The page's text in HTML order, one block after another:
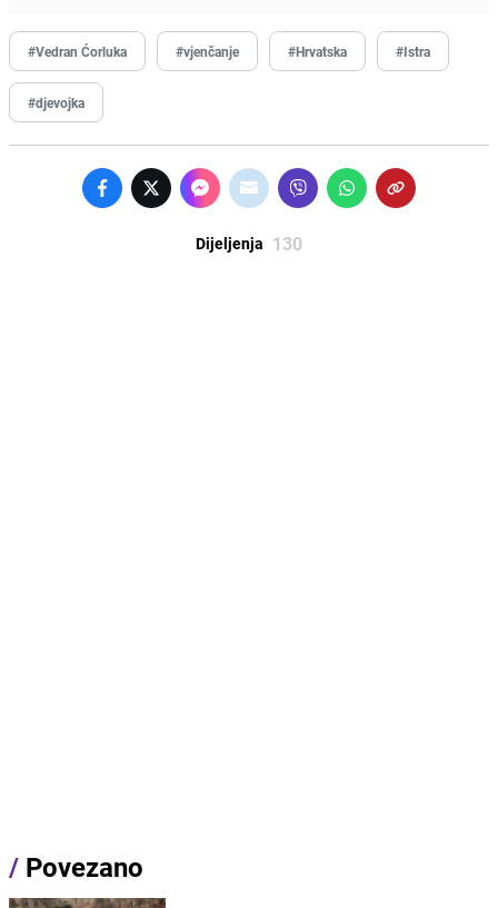
#Vedran Ćorluka #vjenčanje #Hrvatska #Istra
#djevojka
Dijeljenja 130
/ Povezano